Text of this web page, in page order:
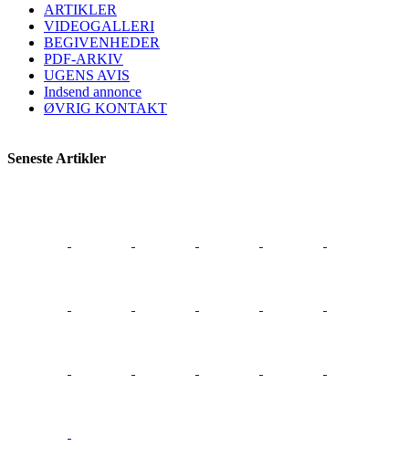
ARTIKLER
VIDEOGALLERI
BEGIVENHEDER
PDF-ARKIV
UGENS AVIS
Indsend annonce
ØVRIG KONTAKT
Seneste Artikler